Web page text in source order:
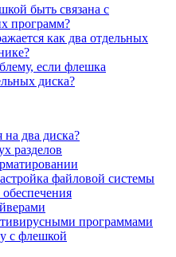
быть связана с
программ?
как два отдельных
если флешка
диска?
два диска?
разделов
файловой системы
программами
с флешкой